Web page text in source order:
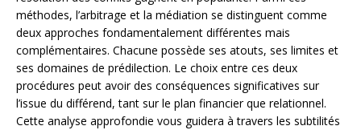
méthodes, l’arbitrage et la médiation se distinguent comme
deux approches fondamentalement différentes mais
complémentaires. Chacune possède ses atouts, ses limites et
ses domaines de prédilection. Le choix entre ces deux
procédures peut avoir des conséquences significatives sur
l’issue du différend, tant sur le plan financier que relationnel.
Cette analyse approfondie vous guidera à travers les subtilités